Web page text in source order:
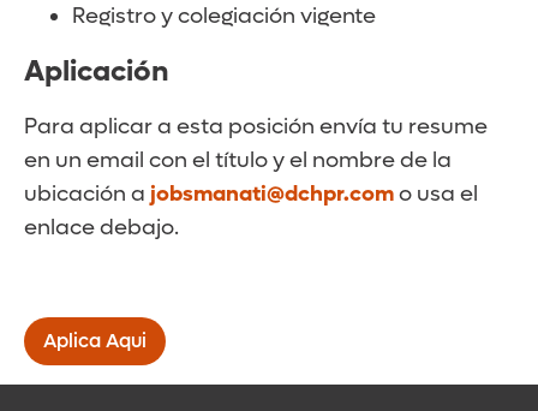
Registro y colegiación vigente
Aplicación
Para aplicar a esta posición envía tu resume
en un email con el título y el nombre de la
ubicación a jobsmanati@dchpr.como usa el
enlace debajo.
Aplica Aqui